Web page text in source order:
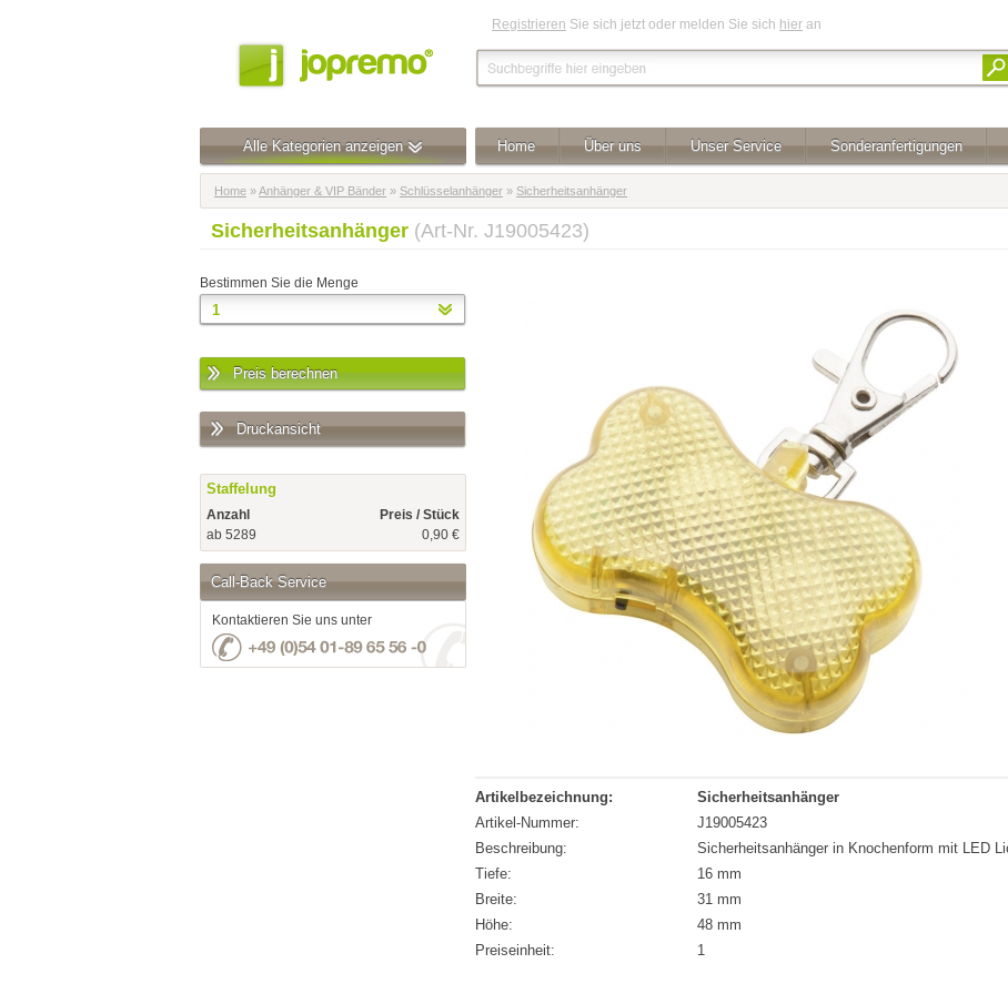
Registrieren Sie sich jetzt oder melden Sie sich hier an
Alle Kategorien anzeigen Home Über uns Unser Service Sonderanfertigungen
Home »Anhänger & VIP Bänder » Schlüsselanhänger » Sicherheitsanhänger
Sicherheitsanhänger (Art-Nr. J19005423)
Bestimmen Sie die Menge
Preis berechnen
Druckansicht
Staffelung
Anzahl
Preis / Stück
ab 5289
0,90 €
Call-Back Service
Kontaktieren Sie uns unter
Artikelbezeichnung:
Sicherheitsanhänger
Artikel-Nummer:
J19005423
Beschreibung:
Sicherheitsanhänger in Knochenform mit LED
Tiefe:
16 mm
Breite:
31 mm
Höhe:
48 mm
Preiseinheit:
1